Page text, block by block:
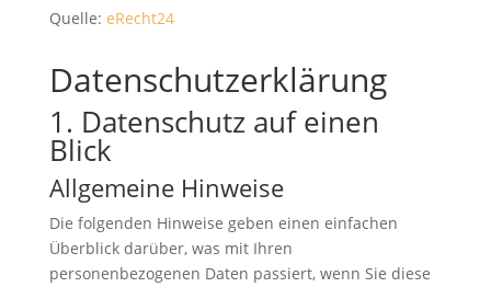
Quelle: eRecht24
Datenschutz­erklärung
1. Datenschutz auf einen
Blick
Allgemeine Hinweise
Die folgenden Hinweise geben einen einfachen
Überblick darüber, was mit Ihren
personenbezogenen Daten passiert, wenn Sie diese